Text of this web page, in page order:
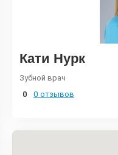
Кати Нурк
Зубной врач
0
0 отзывов